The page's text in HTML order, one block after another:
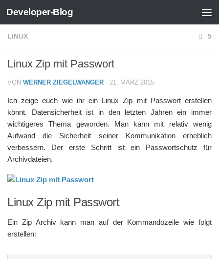
Zum Inhalt springen
Developer-Blog
LINUX 5
Linux Zip mit Passwort
VON WERNER ZIEGELWANGER · 21. MÄRZ 2015
Ich zeige euch wie ihr ein Linux Zip mit Passwort erstellen
könnt. Datensicherheit ist in den letzten Jahren ein immer
wichtigeres Thema geworden. Man kann mit relativ wenig
Aufwand die Sicherheit seiner Kommunikation erheblich
verbessern. Der erste Schritt ist ein Passwortschutz für
Archivdateien.
Linux Zip mit Passwort
Ein Zip Archiv kann man auf der Kommandozeile wie folgt
erstellen: